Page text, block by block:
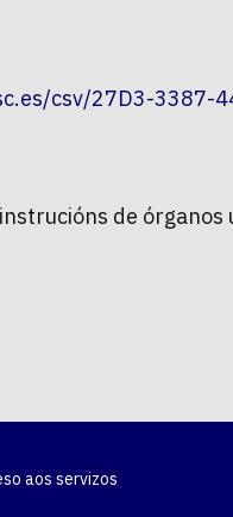
csv/27D3-3387-
de órganos
aos servizos